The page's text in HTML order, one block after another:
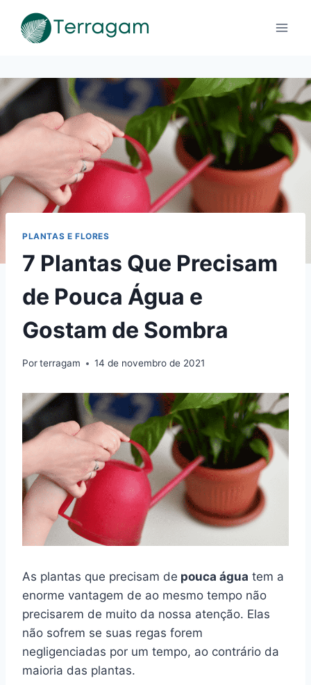
para
PLANTAS E FLORES
7 Plantas Que Precisam
de Pouca Água e
Gostam de Sombra
Porterragam 14 de novembro de 2021
As plantas que precisam de pouca água tem a
enorme vantagem de ao mesmo tempo não
precisarem de muito da nossa atenção. Elas
não sofrem se suas regas forem
negligenciadas por um tempo, ao contrário da
maioria das plantas.